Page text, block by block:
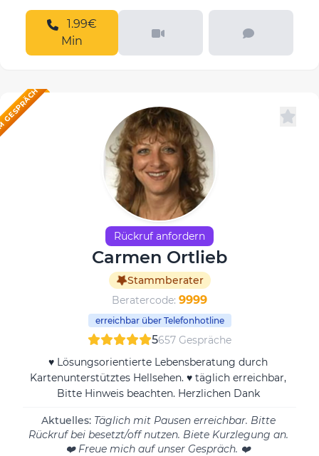
1.99€
Min
Rückruf anfordern
Carmen Ortlieb
Stammberater
Beratercode: 9999
erreichbar über Telefonhotline
5657 Gespräche
♥ Lösungsorientierte Lebensberatung durch
Kartenunterstütztes Hellsehen. ♥ täglich erreichbar,
Bitte Hinweis beachten. Herzlichen Dank
Aktuelles: Täglich mit Pausen erreichbar. Bitte
Rückruf bei besetzt/off nutzen. Biete Kurzlegung an.
❤️ Freue mich auf unser Gespräch. ❤️